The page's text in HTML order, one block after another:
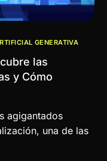
GENERATIVA
las
y Cómo
agigantados
una de las